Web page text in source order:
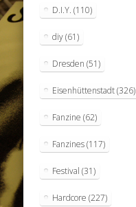
D.I.Y. (110)
diy(61)
Dresden (51)
Eisenhüttenstadt(326)
Fanzine (62)
Fanzines(117)
Festival (31)
Hardcore (227)